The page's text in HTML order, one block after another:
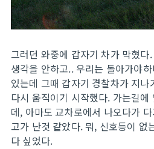
그러던 와중에 갑자기 차가 막혔
생각을 안하고.. 우리는 돌아가야
있는데 그때 갑자기 경찰차가 지
다시 움직이기 시작했다. 가는길
데, 아마도 교차로에서 나오다가
고가 난것 같았다. 뭐, 신호등이 없
다 싶었다.